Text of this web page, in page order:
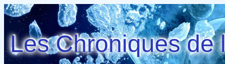
Les Chroniques de